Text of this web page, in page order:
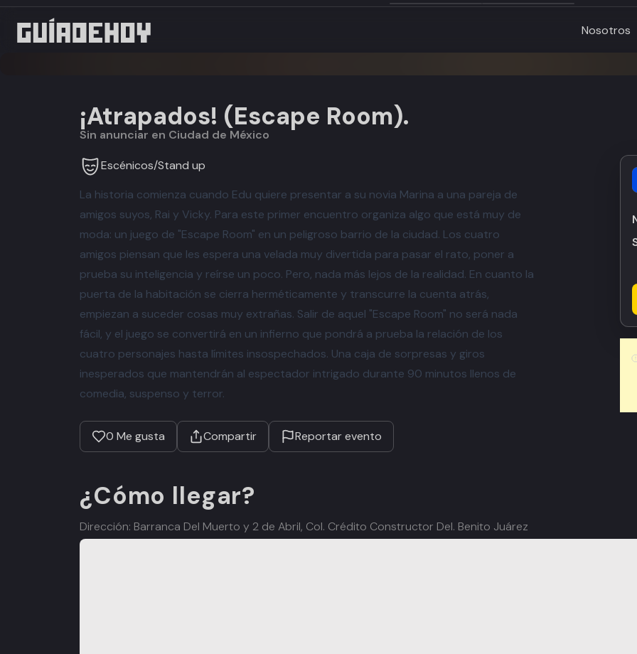
Nosotros
¡Atrapados! (Escape Room).
Sin anunciar en Ciudad de México
Escénicos/Stand up
La historia comienza cuando Edu quiere presentar a su novia Marina a una pareja de
amigos suyos, Rai y Vicky. Para este primer encuentro organiza algo que está muy de
moda: un juego de "Escape Room" en un peligroso barrio de la ciudad. Los cuatro
amigos piensan que les espera una velada muy divertida para pasar el rato, poner a
prueba su inteligencia y reírse un poco. Pero, nada más lejos de la realidad. En cuanto la
puerta de la habitación se cierra herméticamente y transcurre la cuenta atrás,
empiezan a suceder cosas muy extrañas. Salir de aquel "Escape Room" no será nada
fácil, y el juego se convertirá en un infierno que pondrá a prueba la relación de los
cuatro personajes hasta límites insospechados. Una caja de sorpresas y giros
inesperados que mantendrán al espectador intrigado durante 90 minutos llenos de
comedia, suspenso y terror.
0 Me gusta Compartir Reportar evento
¿Cómo llegar?
Dirección: Barranca Del Muerto y 2 de Abril, Col. Crédito Constructor Del. Benito Juárez